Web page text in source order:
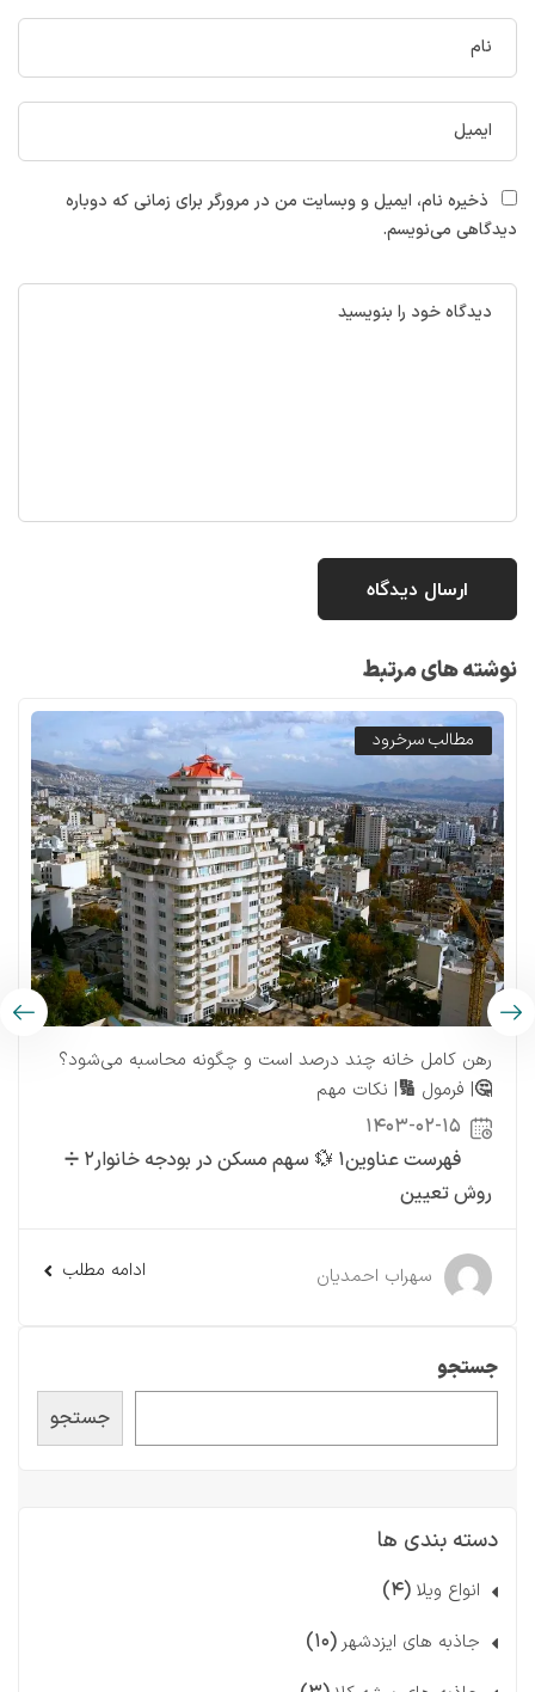
جستجو
جستجو
دسته بندی ها
انواع ویلا (۴)
جاذبه های ایزدشهر (۱۰)
ذخیره نام، ایمیل و وبسایت من در مرورگر برای زمانی که دوباره
دیدگاهی می‌نویسم.
نوشته های مرتبط
مطالب سرخرود
رهن کامل خانه چند درصد است و چگونه محاسبه می‌شود؟
🤔| فرمول 🔢| نکات مهم
۱۴۰۳-۰۲-۱۵
فهرست عناوین۱ 💱 سهم مسکن در بودجه خانوار۲ ➗
روش تعیین
سهراب احمدیان ادامه مطلب